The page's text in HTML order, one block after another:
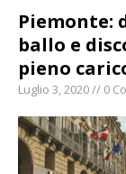
Piemonte:
ballo e
pieno
Luglio 3, 2020 // 0